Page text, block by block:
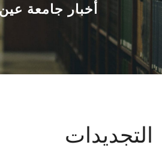
أخبار جامعة
التجديدات